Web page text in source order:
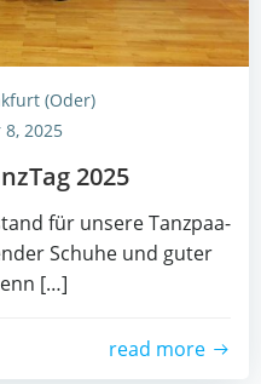
(Oder)
2025
2025
für unse­re Tanz­paa­
Schu­he und guter
[…]
read more